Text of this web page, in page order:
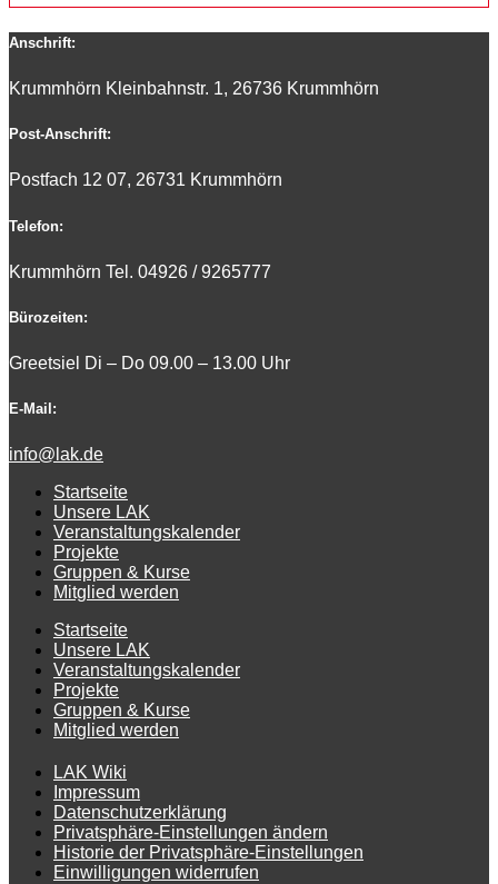
Anschrift:
Krummhörn Kleinbahnstr. 1, 26736 Krummhörn
Post-Anschrift:
Postfach 12 07, 26731 Krummhörn
Telefon:
Krummhörn Tel. 04926 / 9265777
Bürozeiten:
Greetsiel Di – Do 09.00 – 13.00 Uhr
E-Mail:
info@lak.de
Startseite
Unsere LAK
Veranstaltungskalender
Projekte
Gruppen & Kurse
Mitglied werden
Startseite
Unsere LAK
Veranstaltungskalender
Projekte
Gruppen & Kurse
Mitglied werden
LAK Wiki
Impressum
Datenschutzerklärung
Privatsphäre-Einstellungen ändern
Historie der Privatsphäre-Einstellungen
Einwilligungen widerrufen